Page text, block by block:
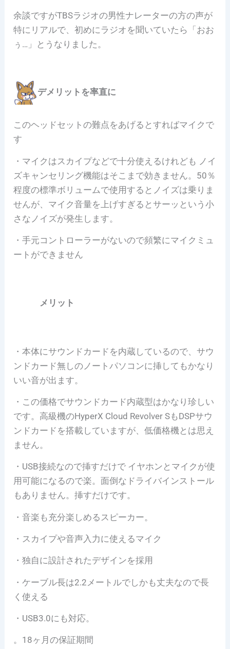
余談ですがTBSラジオの男性ナレーターの方の声が
特にリアルで、初めにラジオを聞いていたら「おお
ぅ…」とうなりました。
デメリットを率直に
このヘッドセットの難点をあげるとすればマイクで
す
・マイクはスカイプなどで十分使えるけれども ノイ
ズキャンセリング機能はそこまで効きません。50％
程度の標準ボリュームで使用するとノイズは乗りま
せんが、マイク音量を上げすぎるとサーッという小
さなノイズが発生します。
・手元コントローラーがないので頻繁にマイクミュ
ートができません
メリット
・本体にサウンドカードを内蔵しているので、サウ
ンドカード無しのノートパソコンに挿してもかなり
いい音が出ます。
・この価格でサウンドカード内蔵型はかなり珍しい
です。高級機のHyperX Cloud Revolver SもDSPサウ
ンドカードを搭載していますが、低価格機とは思え
ません。
・USB接続なので挿すだけで イヤホンとマイクが使
用可能になるので楽。面倒なドライバインストール
もありません。挿すだけです。
・音楽も充分楽しめるスピーカー。
・スカイプや音声入力に使えるマイク
・独自に設計されたデザインを採用
・ケーブル長は2.2メートルでしかも丈夫なので長
く使える
・USB3.0にも対応。
。18ヶ月の保証期間